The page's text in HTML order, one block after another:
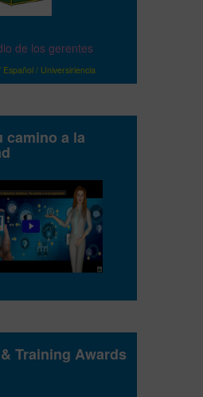
de los gerentes
Español/ Universiriencia
camino a la
Training Awards